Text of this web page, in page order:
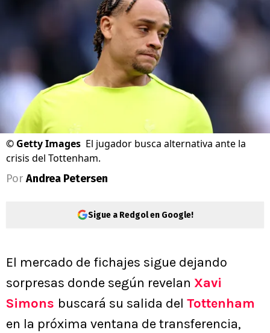
© Getty Images El jugador busca alternativa ante la
crisis del Tottenham.
Por Andrea Petersen
Sigue a Redgol en Google!
El mercado de fichajes sigue dejando
sorpresas donde según revelan Xavi
Simons buscará su salida del Tottenham
en la próxima ventana de transferencia,